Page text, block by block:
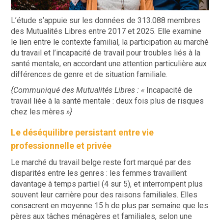
L’étude s’appuie sur les données de 313.088 membres
des Mutualités Libres entre 2017 et 2025. Elle examine
le lien entre le contexte familial, la participation au marché
du travail et l’incapacité de travail pour troubles liés à la
santé mentale, en accordant une attention particulière aux
différences de genre et de situation familiale.
{Communiqué des Mutualités Libres : « Incapacité de
travail liée à la santé mentale : deux fois plus de risques
chez les mères»}
Le déséquilibre persistant entre vie
professionnelle et privée
Le marché du travail belge reste fort marqué par des
disparités entre les genres : les femmes travaillent
davantage à temps partiel (4 sur 5), et interrompent plus
souvent leur carrière pour des raisons familiales. Elles
consacrent en moyenne 15 h de plus par semaine que les
pères aux tâches ménagères et familiales, selon une